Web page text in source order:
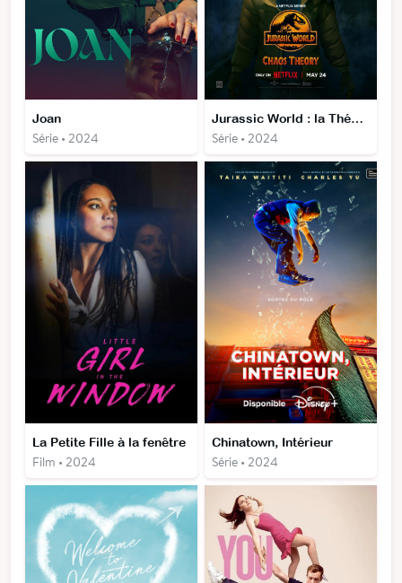
Joan
Série • 2024
Jurassic World : la Théorie du chaos
Série • 2024
La Petite Fille à la fenêtre
Film • 2024
Chinatown, Intérieur
Série • 2024